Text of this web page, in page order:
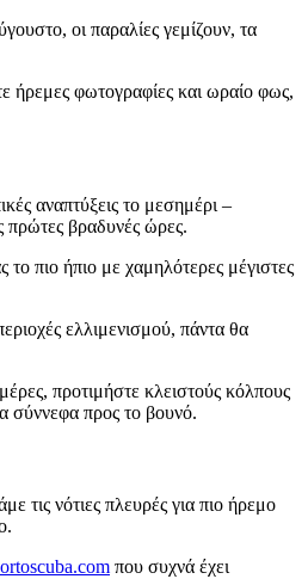
οι παραλίες γεμίζουν, τα
ήρεμες φωτογραφίες και ωραίο φως,
αναπτύξεις το μεσημέρι –
πρώτες βραδυνές ώρες.
πιο ήπιο με χαμηλότερες μέγιστες
ελλιμενισμού, πάντα θα
προτιμήστε κλειστούς κόλπους
σύννεφα προς το βουνό.
τις νότιες πλευρές για πιο ήρεμο
που συχνά έχει